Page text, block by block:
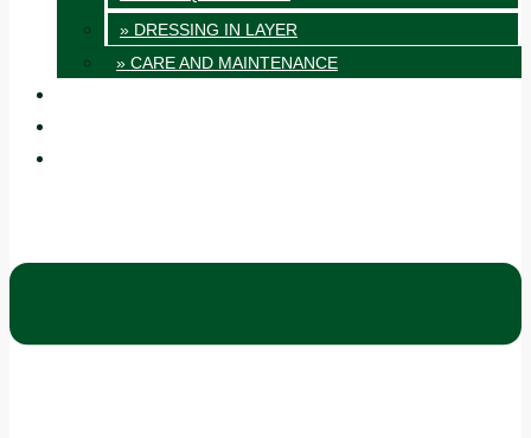
» DRESSING IN LAYER
» CARE AND MAINTENANCE